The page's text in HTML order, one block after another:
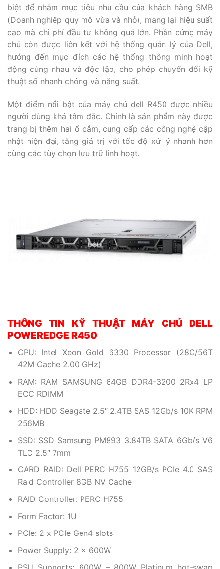
biệt để nhắm mục tiêu nhu cầu của khách hàng SMB
(Doanh nghiệp quy mô vừa và nhỏ), mang lại hiệu suất
cao mà chi phí đầu tư không quá lớn. Phần cứng máy
chủ còn được liên kết với hệ thống quản lý của Dell,
hướng đến mục đích các hệ thống thông minh hoạt
động cùng nhau và độc lập, cho phép chuyển đổi kỹ
thuật số nhanh chóng và năng suất.
Một điểm nổi bật của máy chủ dell R450 được nhiều
người dùng khá tâm đắc. Chính là sản phẩm này được
trang bị thêm hai ổ cắm, cung cấp các công nghệ cập
nhật hiện đại, tăng giá trị với tốc độ xử lý nhanh hơn
cùng các tùy chọn lưu trữ linh hoạt.
THÔNG TIN KỸ THUẬT MÁY CHỦ DELL
POWEREDGE R450
CPU: Intel Xeon Gold 6330 Processor (28C/56T
42M Cache 2.00 GHz)
RAM: RAM SAMSUNG 64GB DDR4-3200 2Rx4 LP
ECC RDIMM
HDD: HDD Seagate 2.5″ 2.4TB SAS 12Gb/s 10K RPM
256MB
SSD: SSD Samsung PM893 3.84TB SATA 6Gb/s V6
TLC 2.5″ 7mm
CARD RAID: Dell PERC H755 12GB/s PCIe 4.0 SAS
Raid Controller 8GB NV Cache
RAID Controller: PERC H755
Form Factor: 1U
PCIe: 2 x PCIe Gen4 slots
Power Supply: 2 x 600W